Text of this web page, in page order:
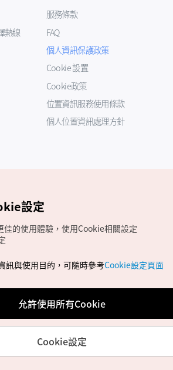
熱線
服務條款
FAQ
個人資訊保護政策
Cookie 設置
Cookie政策
位置資訊服務使用條款
個人位置資訊處理方針
光公社版權所有
，歡迎來信至官方信箱
設定
佳的使用體驗，使用Cookie相關設定
訊與使用目的，可隨時參考Cookie設定頁面
允許使用所有Cookie
Cookie設定